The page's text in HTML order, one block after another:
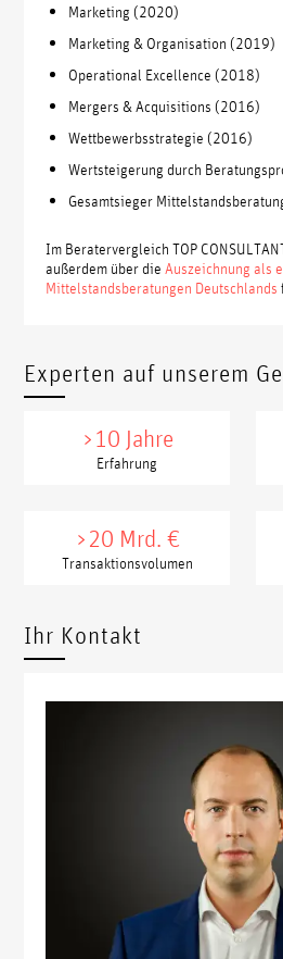
Marketing (2020)
Marketing & Organisation (2019)
Operational Excellence (2018)
Mergers & Acquisitions (2016)
Wettbewerbsstrategie (2016)
Wertsteigerung durch
Gesamtsieger
Im Beratervergleich TOP
außerdem über dieAuszeichnung als
Mittelstandsberatungen Deutschlands
Experten auf unserem
>10 Jahre
Erfahrung
>20 Mrd. €
Transaktionsvolumen
Ihr Kontakt